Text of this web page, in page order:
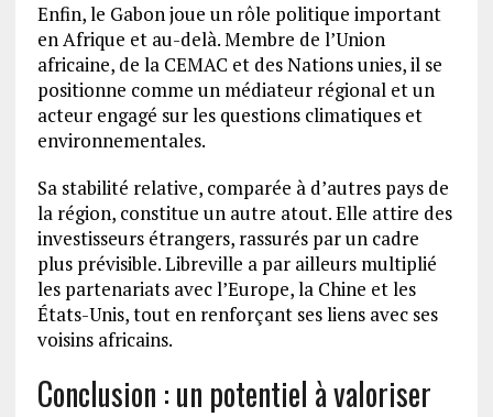
Enfin, le Gabon joue un rôle politique important
en Afrique et au-delà. Membre de l’Union
africaine, de la CEMAC et des Nations unies, il se
positionne comme un médiateur régional et un
acteur engagé sur les questions climatiques et
environnementales.
Sa stabilité relative, comparée à d’autres pays de
la région, constitue un autre atout. Elle attire des
investisseurs étrangers, rassurés par un cadre
plus prévisible. Libreville a par ailleurs multiplié
les partenariats avec l’Europe, la Chine et les
États-Unis, tout en renforçant ses liens avec ses
voisins africains.
Conclusion : un potentiel à valoriser